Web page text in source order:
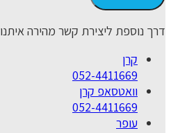
דרך נוספת ליצירת קשר מהירה איתנו
קרן
052-4411669
וואטסאפ קרן
052-4411669
עופר